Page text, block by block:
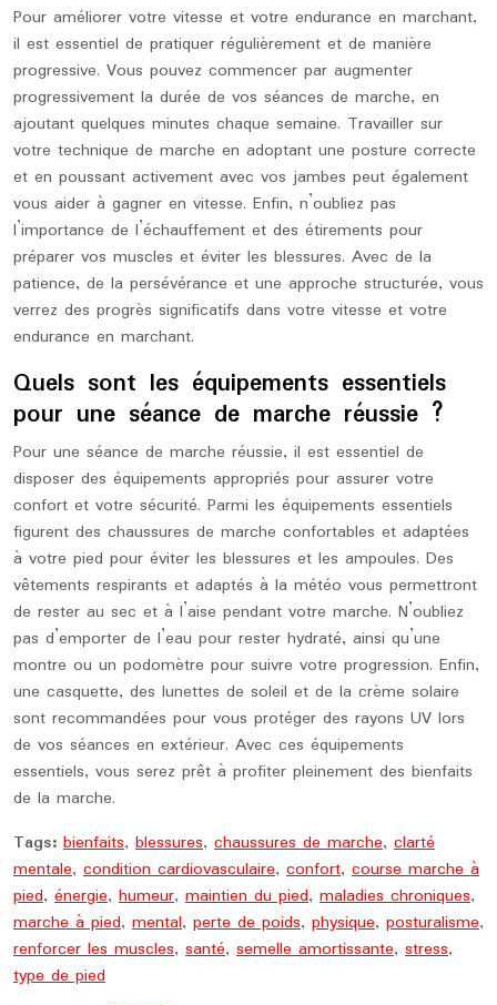
Pour améliorer votre vitesse et votre endurance en marchant,
il est essentiel de pratiquer régulièrement et de manière
progressive. Vous pouvez commencer par augmenter
progressivement la durée de vos séances de marche, en
ajoutant quelques minutes chaque semaine. Travailler sur
votre technique de marche en adoptant une posture correcte
et en poussant activement avec vos jambes peut également
vous aider à gagner en vitesse. Enfin, n’oubliez pas
l’importance de l’échauffement et des étirements pour
préparer vos muscles et éviter les blessures. Avec de la
patience, de la persévérance et une approche structurée, vous
verrez des progrès significatifs dans votre vitesse et votre
endurance en marchant.
Quels sont les équipements essentiels
pour une séance de marche réussie ?
Pour une séance de marche réussie, il est essentiel de
disposer des équipements appropriés pour assurer votre
confort et votre sécurité. Parmi les équipements essentiels
figurent des chaussures de marche confortables et adaptées
à votre pied pour éviter les blessures et les ampoules. Des
vêtements respirants et adaptés à la météo vous permettront
de rester au sec et à l’aise pendant votre marche. N’oubliez
pas d’emporter de l’eau pour rester hydraté, ainsi qu’une
montre ou un podomètre pour suivre votre progression. Enfin,
une casquette, des lunettes de soleil et de la crème solaire
sont recommandées pour vous protéger des rayons UV lors
de vos séances en extérieur. Avec ces équipements
essentiels, vous serez prêt à profiter pleinement des bienfaits
de la marche.
Tags: bienfaits, blessures, chaussures de marche, clarté
mentale, condition cardiovasculaire, confort, course marche à
pied, énergie, humeur, maintien du pied, maladies chroniques,
marche à pied, mental, perte de poids, physique, posturalisme,
renforcer les muscles, santé, semelle amortissante, stress,
type de pied